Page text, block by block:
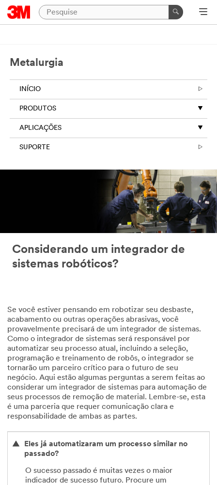
Metalurgia
INÍCIO
PRODUTOS
APLICAÇÕES
SUPORTE
Considerando um integrador de
sistemas robóticos?
Se você estiver pensando em robotizar seu desbaste,
acabamento ou outras operações abrasivas, você
provavelmente precisará de um integrador de sistemas.
Como o integrador de sistemas será responsável por
automatizar seu processo atual, incluindo a seleção,
programação e treinamento de robôs, o integrador se
tornarão um parceiro crítico para o futuro de seu
negócio. Aqui estão algumas perguntas a serem feitas ao
considerar um integrador de sistemas para automação de
seus processos de remoção de material. Lembre-se, esta
é uma parceria que requer comunicação clara e
responsabilidade de ambas as partes.
Eles já automatizaram um processo similar no
passado?
O sucesso passado é muitas vezes o maior
indicador de sucesso futuro. Procure um